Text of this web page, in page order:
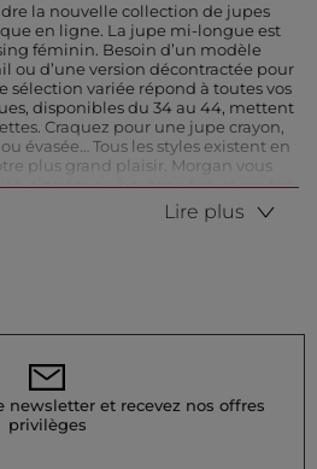
la nouvelle collection de jupes
en ligne. La jupe mi-longue est
féminin. Besoin d’un modèle
ou d’une version décontractée pour
sélection variée répond à toutes vos
disponibles du 34 au 44, mettent
Craquez pour une jupe crayon,
évasée… Tous les styles existent en
plus grand plaisir. Morgan vous
zippées ou boutonnées, et ornées
imprimés raffinés ou de fines
parmi nos nombreuses jupes taille
le velours, idéales pour rester
élégance. Ces tissus épais apportent
avec des collants, elle devient
froid. Quand reviennent les beaux
Lire plus
newsletter et recevez nos offres
privilèges